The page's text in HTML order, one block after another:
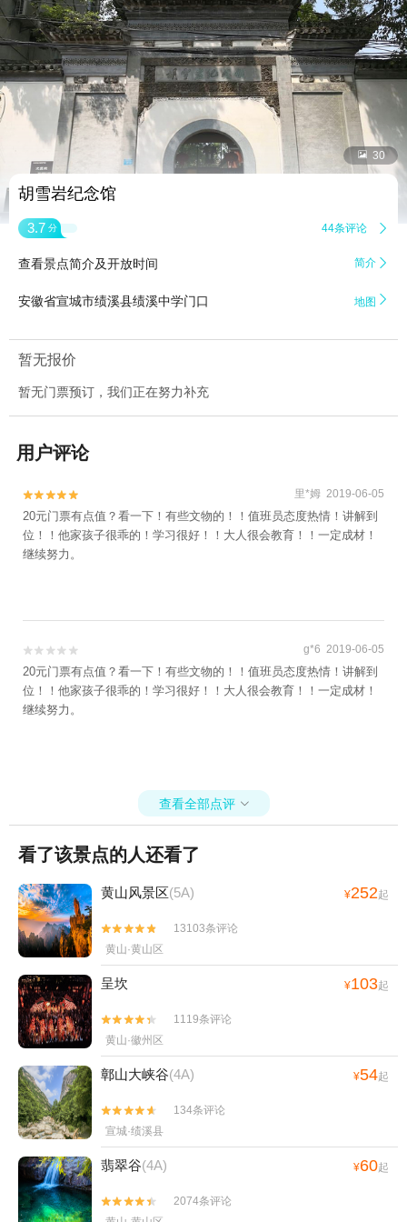
 30
胡雪岩纪念馆
3.7 分 44条评论 
查看景点简介及开放时间 简介 
安徽省宣城市绩溪县绩溪中学门口 地图 
暂无报价
暂无门票预订，我们正在努力补充
用户评论

 里*姆 2019-06-05
20元门票有点值？看一下！有些文物的！！值班员态度热情！讲解到
位！！他家孩子很乖的！学习很好！！大人很会教育！！一定成材！
继续努力。

 g*6 2019-06-05
20元门票有点值？看一下！有些文物的！！值班员态度热情！讲解到
位！！他家孩子很乖的！学习很好！！大人很会教育！！一定成材！
继续努力。
查看全部点评 
看了该景点的人还看了
黄山风景区(5A) ¥252起


13103条评论
黄山·黄山区
呈坎 ¥103起


1119条评论
黄山·徽州区
鄣山大峡谷(4A) ¥54起


134条评论
宣城·绩溪县
翡翠谷(4A) ¥60起


2074条评论
